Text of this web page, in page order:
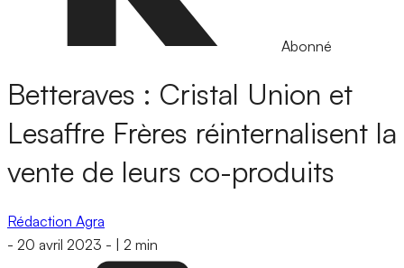
Abonné
Betteraves : Cristal Union et
Lesaffre Frères réinternalisent la
vente de leurs co-produits
Rédaction Agra
- 20 avril 2023 - 2 min